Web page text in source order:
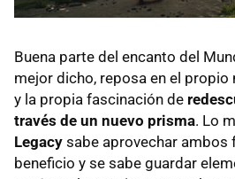
Buena parte del encanto del
mejor dicho, reposa en el
y la propia fascinación de
través de un nuevo prisma. Lo
Legacy sabe aprovechar ambos
beneficio y se sabe guardar